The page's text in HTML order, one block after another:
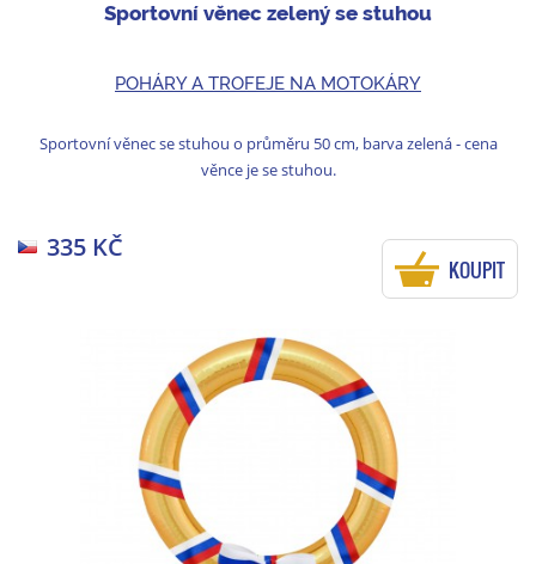
Sportovní věnec zelený se stuhou
POHÁRY A TROFEJE NA MOTOKÁRY
Sportovní věnec se stuhou o průměru 50 cm, barva zelená - cena
věnce je se stuhou.
335 KČ
KOUPIT